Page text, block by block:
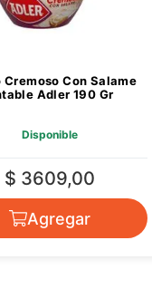
Cremoso Con Salame
Adler 190 Gr
Disponible
$ 3609,00
Agregar